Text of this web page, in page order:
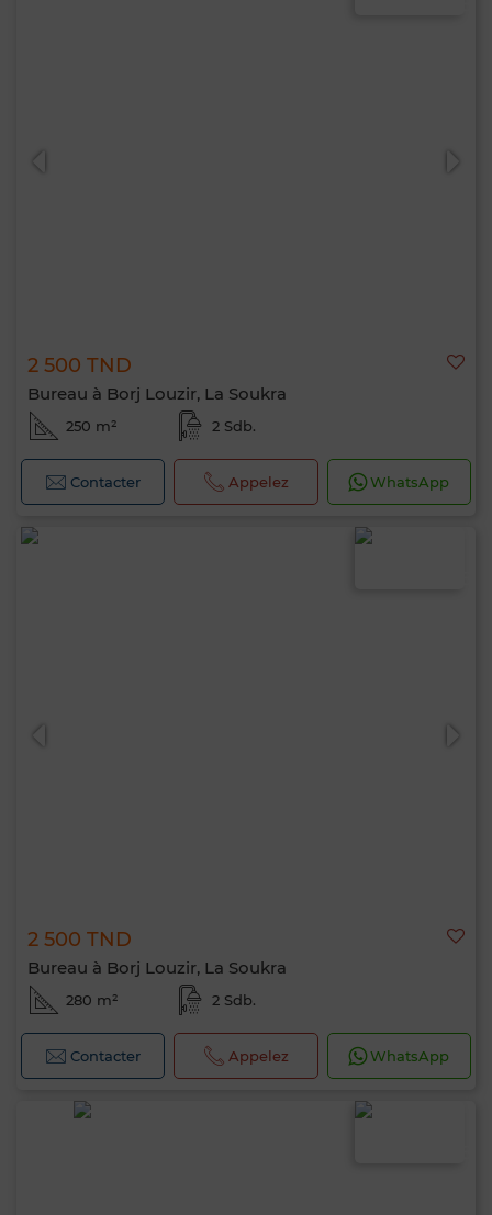
2 500 TND
Bureau à Borj Louzir, La Soukra
250 m² 2 Sdb.
Contacter Appelez WhatsApp
2 500 TND
Bureau à Borj Louzir, La Soukra
280 m² 2 Sdb.
Contacter Appelez WhatsApp